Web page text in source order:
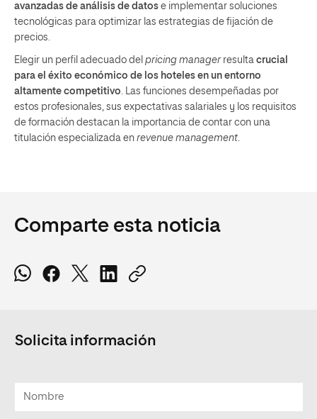
avanzadas de análisis de datos e implementar soluciones
tecnológicas para optimizar las estrategias de fijación de
precios.
Elegir un perfil adecuado del pricing managerresulta crucial
para el éxito económico de los hoteles en un entorno
altamente competitivo . Las funciones desempeñadas por
estos profesionales, sus expectativas salariales y los requisitos
de formación destacan la importancia de contar con una
titulación especializada en revenue management
Comparte esta noticia
Solicita información